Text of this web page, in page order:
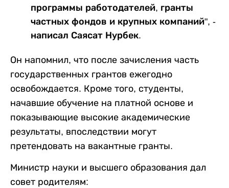
программы работодателей, гранты
частных фондов и крупных компаний", -
написал Саясат Нурбек.
Он напомнил, что после зачисления часть
государственных грантов ежегодно
освобождается. Кроме того, студенты,
начавшие обучение на платной основе и
показывающие высокие академические
результаты, впоследствии могут
претендовать на вакантные гранты.
Министр науки и высшего образования дал
совет родителям: